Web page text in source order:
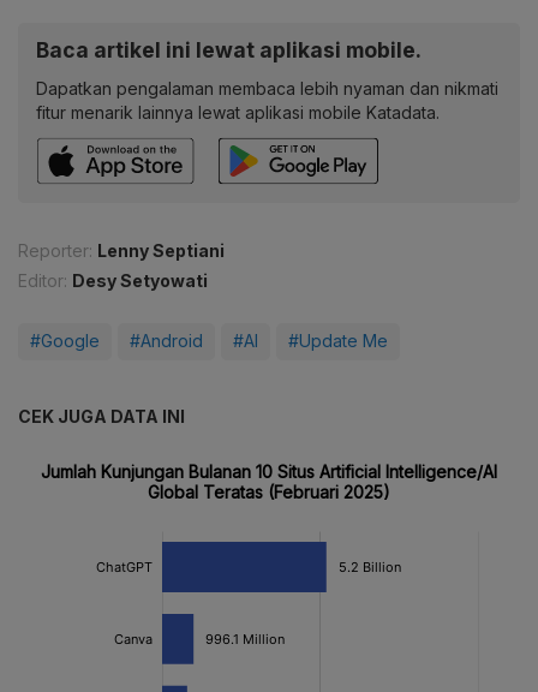
Baca artikel ini lewat aplikasi mobile.
Dapatkan pengalaman membaca lebih nyaman dan nikmati
fitur menarik lainnya lewat aplikasi mobile Katadata.
Reporter: Lenny Septiani
Editor: Desy Setyowati
#Google #Android #AI #Update Me
CEK JUGA DATA INI